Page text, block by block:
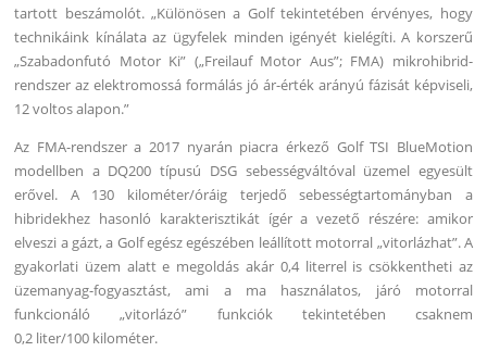
tartott beszámolót. „Különösen a Golf tekintetében érvényes, hogy
technikáink kínálata az ügyfelek minden igényét kielégíti. A korszerű
„Szabadonfutó Motor Ki” („Freilauf Motor Aus”; FMA) mikrohibrid-
rendszer az elektromossá formálás jó ár-érték arányú fázisát képviseli,
12 voltos alapon.”
Az FMA-rendszer a 2017 nyarán piacra érkező Golf TSI BlueMotion
modellben a DQ200 típusú DSG sebességváltóval üzemel egyesült
erővel. A 130 kilométer/óráig terjedő sebességtartományban a
hibridekhez hasonló karakterisztikát ígér a vezető részére: amikor
elveszi a gázt, a Golf egész egészében leállított motorral „vitorlázhat”. A
gyakorlati üzem alatt e megoldás akár 0,4 literrel is csökkentheti az
üzemanyag-fogyasztást, ami a ma használatos, járó motorral
funkcionáló „vitorlázó” funkciók tekintetében csaknem
0,2 liter/100 kilométer.